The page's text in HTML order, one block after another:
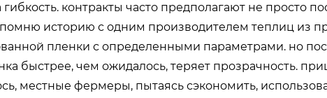
контракты часто предполагают не просто
историю с одним производителем теплиц из
пленки с определенными параметрами. но
быстрее, чем ожидалось, теряет прозрачность.
местные фермеры, пытаясь сэкономить,